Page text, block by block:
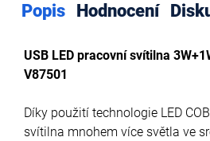
Popis Hodnocení
USB LED pracovní svítilna
V87501
Díky použití technologie LED
svítilna mnohem více světla ve